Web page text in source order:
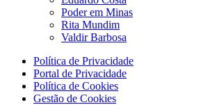
Poder em Minas
Rita Mundim
Valdir Barbosa
Política de Privacidade
Portal de Privacidade
Política de Cookies
Gestão de Cookies